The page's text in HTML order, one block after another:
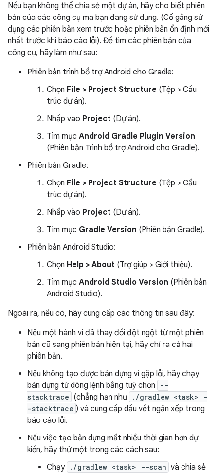
Nếu bạn không thể chia sẻ một dự án, hãy cho biết phiên
bản của các công cụ mà bạn đang sử dụng. (Cố gắng sử
dụng các phiên bản xem trước hoặc phiên bản ổn định mới
nhất trước khi báo cáo lỗi). Để tìm các phiên bản của
công cụ, hãy làm như sau:
Phiên bản trình bổ trợ Android cho Gradle:
Chọn File > Project Structure (Tệp > Cấu
trúc dự án).
Nhấp vào Project (Dự án).
Tìm mục Android Gradle Plugin Version
(Phiên bản Trình bổ trợ Android cho Gradle).
Phiên bản Gradle:
Chọn File > Project Structure (Tệp > Cấu
trúc dự án).
Nhấp vào Project (Dự án).
Tìm mục Gradle Version (Phiên bản Gradle).
Phiên bản Android Studio:
Chọn Help > About (Trợ giúp > Giới thiệu).
Tìm mục Android Studio Version (Phiên bản
Android Studio).
Ngoài ra, nếu có, hãy cung cấp các thông tin sau đây:
Nếu một hành vi đã thay đổi đột ngột từ một phiên
bản cũ sang phiên bản hiện tại, hãy chỉ ra cả hai
phiên bản.
Nếu không tạo được bản dựng vì gặp lỗi, hãy chạy
bản dựng từ dòng lệnh bằng tuỳ chọn
--
stacktrace (chẳng hạn như ./gradlew <task> -
-stacktrace ) và cung cấp dấu vết ngăn xếp trong
báo cáo lỗi.
Nếu việc tạo bản dựng mất nhiều thời gian hơn dự
kiến, hãy thử một trong các cách sau:
Chạy ./gradlew <task> --scan và chia sẻ